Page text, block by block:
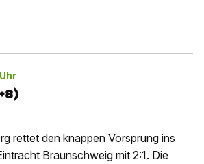
rettet den knappen Vorsprung ins
Braunschweig mit 2:1. Die